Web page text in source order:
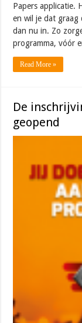
Papers applicatie.
en wil je dat graag
dan nu in. Zo
programma, vóór
Read More »
De
geopend